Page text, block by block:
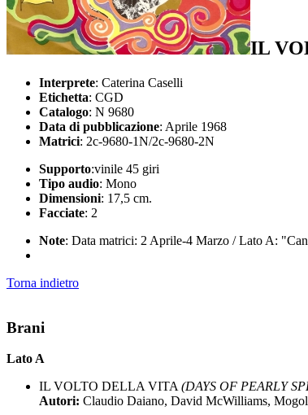
IL
Interprete: Caterina Caselli
Etichetta: CGD
Catalogo: N 9680
Data di pubblicazione: Aprile 1968
Matrici: 2c-9680-1N/2c-9680-2N
Supporto:vinile 45 giri
Tipo audio: Mono
Dimensioni: 17,5 cm.
Facciate: 2
Note: Data matrici: 2 Aprile-4 Marzo / Lato A:
Torna indietro
Brani
Lato A
IL VOLTO DELLA VITA (DAYS OF PEARLY
Autori: Claudio Daiano, David McWilliams, Mogol